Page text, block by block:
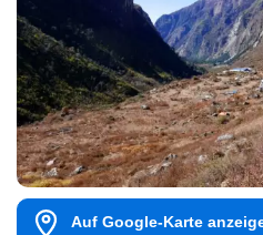
Auf Google-Karte